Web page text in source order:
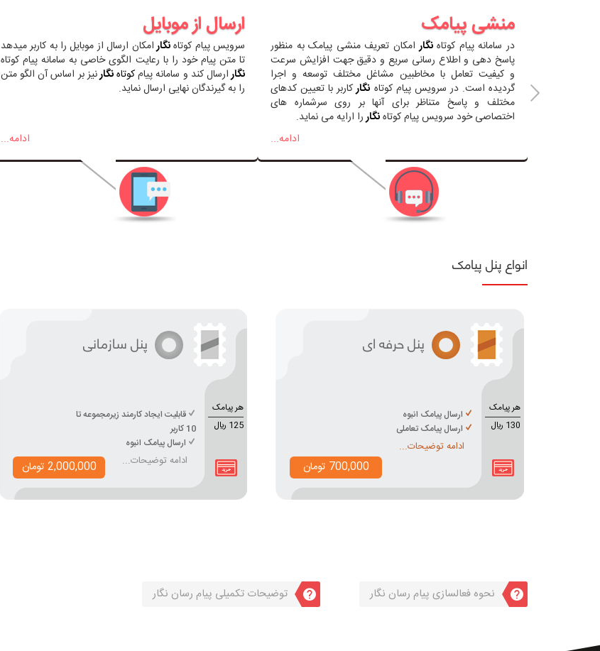
ارسال از موبایل
سرویس پیام کوتاهنگارامکان ارسال از موبایل را به کاربر میدهد
تا متن پیام خود را با رعایت الگوی خاصی به سامانه پیام کوتاه
نگارارسال کند و سامانه پیامکوتاهنگارنیز بر اساس آن الگو متن
را به گیرندگان نهایی ارسال نماید.
ادامه...
منشی پیامک
در سامانه پیام کوتاهنگار امکان تعریف منشی پیامک به منظور
پاسخ دهی و اطلاع رسانی سریع و دقیق جهت افزایش سرعت
و کیفیت تعامل با مخاطبین مشاغل مختلف توسعه و اجرا
گردیده است. در سرویس پیام کوتاه نگارکاربر با تعیین کدهای
مختلف و پاسخ متناظر برای آنها بر روی سرشماره های
اختصاصی خود سرویس پیام کوتاهنگاررا ارایه می نماید.
ادامه...
انواع پنل پیامک
پنل حرفه ای
ارسال پیامک انبوه
ارسال پیامک تعاملی
ادامه توضیحات...
700,000 تومان
هر پیامک
130 ريال
پنل سازمانی
قابلیت ایجاد کارمند زیرمجموعه تا
10 کاربر
ارسال پیامک انبوه
ادامه توضیحات... 2,000,000 تومان
هر پیامک
125 ريال
نحوه فعالسازی پیام رسان نگار توضیحات تکمیلی پیام رسان نگار